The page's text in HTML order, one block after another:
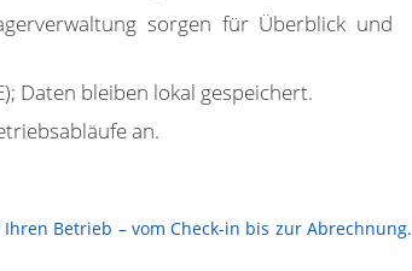
sorgen für Überblick und
Daten bleiben lokal gespeichert.
an.
Betrieb – vom Check-in bis zur Abrechnung.